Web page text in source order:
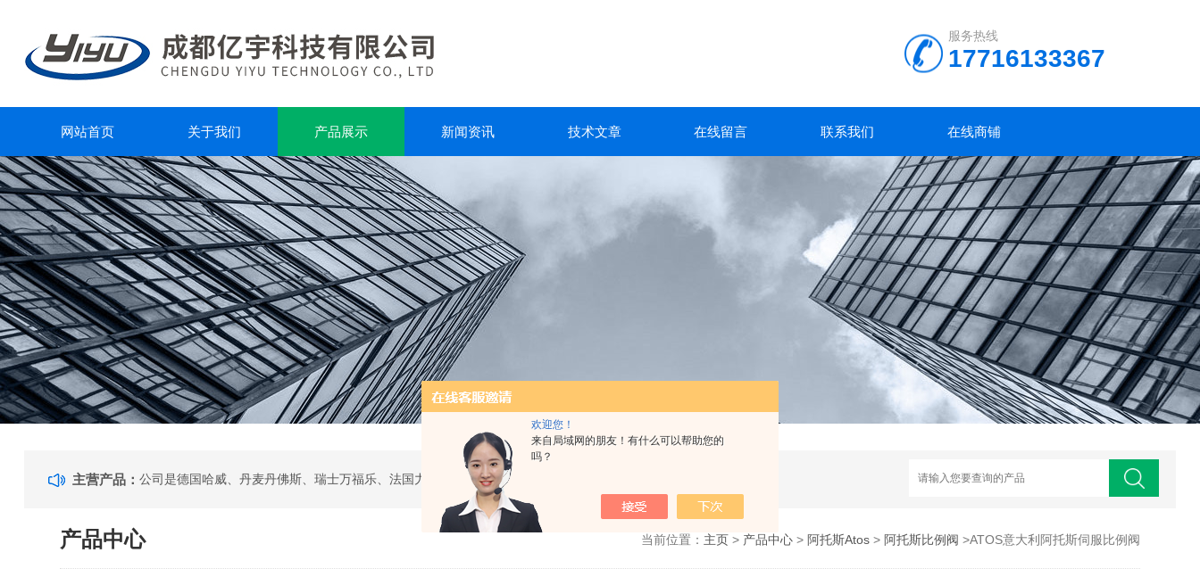
欢迎您！
来自局域网的朋友！有什么可以帮助您的
吗？
服务热线
17716133367
网站首页 关于我们 产品展示 新闻资讯 技术文章 在线留言 联系我们 在线商铺
主营产品：
产品中心 当前位置： 主页> 产品中心> 阿托斯Atos> 阿托斯比例阀 >ATOS意大利阿托斯伺服比例阀